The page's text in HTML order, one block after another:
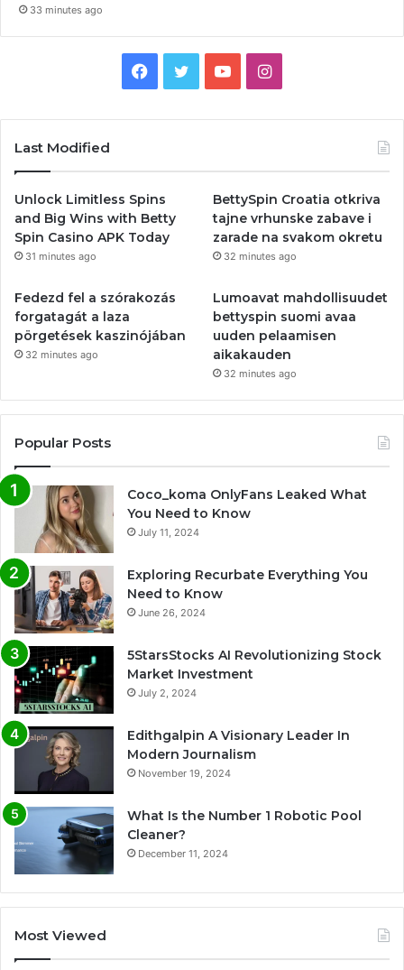
33 minutes ago
Facebook
TwitterYouTubeInstagram
Last Modified
Unlock Limitless Spins
and Big Wins with Betty
Spin Casino APK Today
31 minutes ago
BettySpin Croatia otkriva
tajne vrhunske zabave i
zarade na svakom okretu
32 minutes ago
Fedezd fel a szórakozás
forgatagát a laza
pörgetések kaszinójában
32 minutes ago
Lumoavat mahdollisuudet
bettyspin suomi avaa
uuden pelaamisen
aikakauden
32 minutes ago
Popular Posts
Coco_koma OnlyFans Leaked What
You Need to Know
July 11, 2024
Exploring Recurbate Everything You
Need to Know
June 26, 2024
5StarsStocks AI Revolutionizing Stock
Market Investment
July 2, 2024
Edithgalpin A Visionary Leader In
Modern Journalism
November 19, 2024
What Is the Number 1 Robotic Pool
Cleaner?
December 11, 2024
Most Viewed